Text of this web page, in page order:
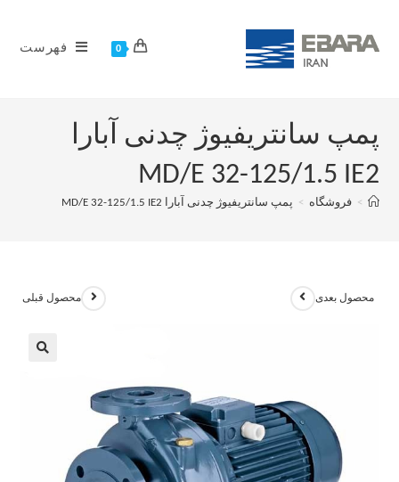
0 فهرست
پمپ سانتریفیوژ چدنی آبارا
MD/E 32-125/1.5 IE2
> فروشگاه > پمپ سانتریفیوژ چدنی آبارا MD/E 32-125/1.5 IE2
محصول قبلی محصول بعدی